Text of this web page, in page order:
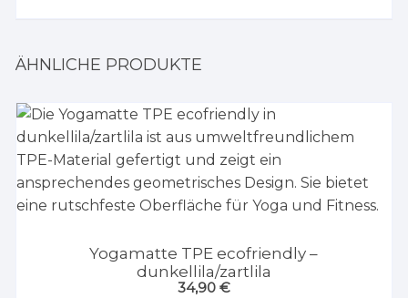
ÄHNLICHE PRODUKTE
Yogamatte TPE ecofriendly –
dunkellila/zartlila
34,90 €